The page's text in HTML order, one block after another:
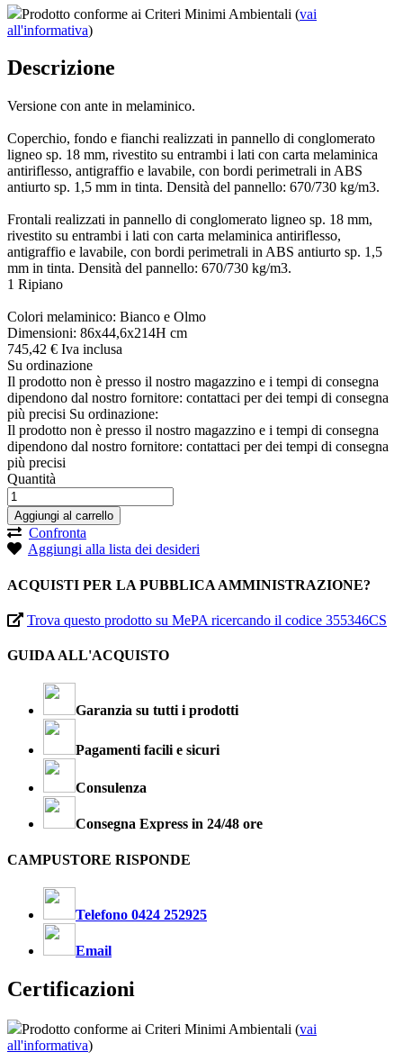
Prodotto conforme ai Criteri Minimi Ambientali (vai
all'informativa)
Descrizione
Versione con ante in melaminico.
Coperchio, fondo e fianchi realizzati in pannello di conglomerato
ligneo sp. 18 mm, rivestito su entrambi i lati con carta melaminica
antiriflesso, antigraffio e lavabile, con bordi perimetrali in ABS
antiurto sp. 1,5 mm in tinta. Densità del pannello: 670/730 kg/m3.
Frontali realizzati in pannello di conglomerato ligneo sp. 18 mm,
rivestito su entrambi i lati con carta melaminica antiriflesso,
antigraffio e lavabile, con bordi perimetrali in ABS antiurto sp. 1,5
mm in tinta. Densità del pannello: 670/730 kg/m3.
1 Ripiano
Colori melaminico: Bianco e Olmo
Dimensioni: 86x44,6x214H cm
745,42 € Iva inclusa
Su ordinazione
Il prodotto non è presso il nostro magazzino e i tempi di consegna
dipendono dal nostro fornitore: contattaci per dei tempi di consegna
più precisi Su ordinazione:
Il prodotto non è presso il nostro magazzino e i tempi di consegna
dipendono dal nostro fornitore: contattaci per dei tempi di consegna
più precisi
Quantità
Aggiungi al carrello
Confronta
Aggiungi alla lista dei desideri
ACQUISTI PER LA PUBBLICA AMMINISTRAZIONE?
Trova questo prodotto su MePA ricercando il codice 355346CS
GUIDA ALL'ACQUISTO
Garanzia su tutti i prodotti
Pagamenti facili e sicuri
Consulenza
Consegna Express in 24/48 ore
CAMPUSTORE RISPONDE
Telefono 0424 252925
Email
Certificazioni
Prodotto conforme ai Criteri Minimi Ambientali (vai
all'informativa)